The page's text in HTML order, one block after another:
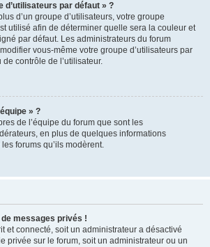
d’utilisateurs par défaut » ?
d’un groupe d’utilisateurs, votre groupe
utilisé afin de déterminer quelle sera la couleur et
par défaut. Les administrateurs du forum
vous-même votre groupe d’utilisateurs par
contrôle de l’utilisateur.
» ?
de l’équipe du forum que sont les
en plus de quelques informations
forums qu’ils modèrent.
messages privés !
et connecté, soit un administrateur a désactivé
privée sur le forum, soit un administrateur ou un